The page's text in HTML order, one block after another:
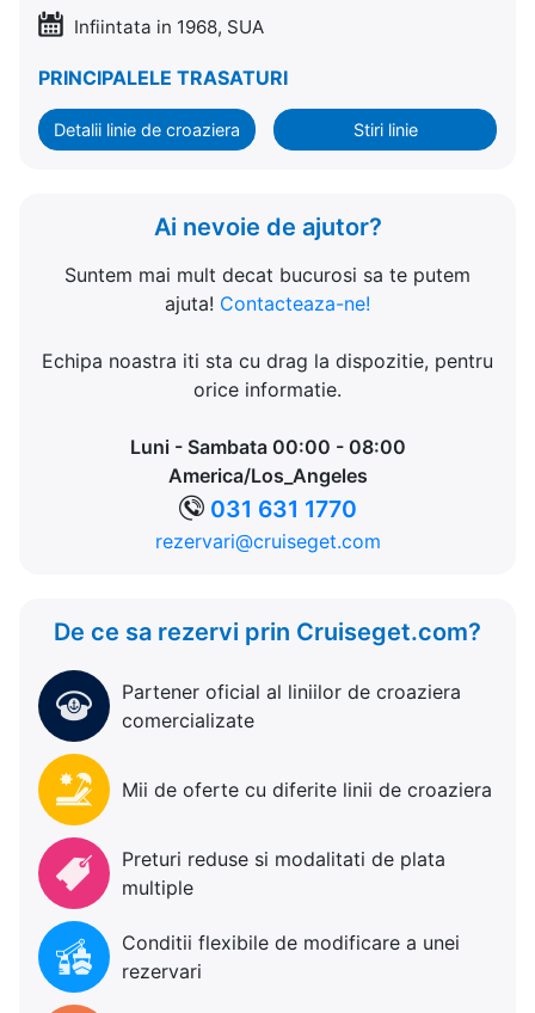
Infiintata in 1968, SUA
PRINCIPALELE TRASATURI
Detalii linie de croaziera Stiri linie
Ai nevoie de ajutor?
Suntem mai mult decat bucurosi sa te putem
ajuta! Contacteaza-ne!
Echipa noastra iti sta cu drag la dispozitie, pentru
orice informatie.
Luni - Sambata 00:00 - 08:00
America/Los_Angeles
031 631 1770
rezervari@cruiseget.com
De ce sa rezervi prin Cruiseget.com?
Partener oficial al liniilor de croaziera
comercializate
Mii de oferte cu diferite linii de croaziera
Preturi reduse si modalitati de plata
multiple
Conditii flexibile de modificare a unei
rezervari